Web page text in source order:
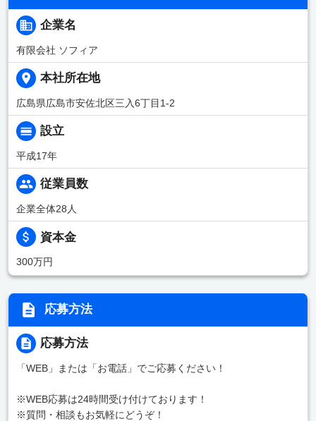
企業名
有限会社 ソフィア
本社所在地
広島県広島市安佐北区三入6丁目1-2
設立
平成17年
従業員数
企業全体28人
資本金
300万円
応募方法
応募方法
「WEB」または「お電話」でご応募ください！
※WEB応募は24時間受け付けております！
※質問・相談もお気軽にどうぞ！